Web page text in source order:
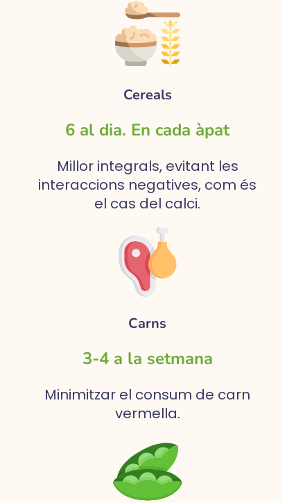
Cereals
6 al dia. En cada àpat
Millor integrals, evitant les
interaccions negatives, com és
el cas del calci.
Carns
3-4 a la setmana
Minimitzar el consum de carn
vermella.